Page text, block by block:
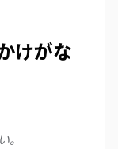
けがな
。